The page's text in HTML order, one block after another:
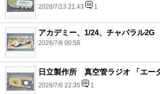
2026/7/13 21:43 1
アカデミー、1/24、チャパラル2G
2026/7/8 00:58
日立製作所 真空管ラジオ 「エー
2026/7/6 22:35 1